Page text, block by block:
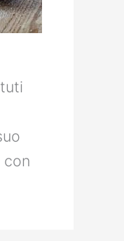
con